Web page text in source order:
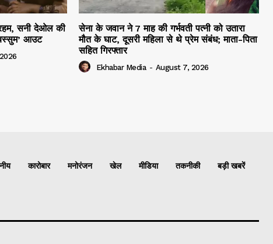
सनी देओल की
आउट
सेना के जवान ने 7 माह की गर्भवती पत्नी को उतारा
मौत के घाट, दूसरी महिला से थे प्रेम संबंध; माता-पिता
सहित गिरफ्तार
Ekhabar Media - August 7, 2026
कारोबार मनोरंजन खेल मीडिया तकनीकी बड़ी खबरें